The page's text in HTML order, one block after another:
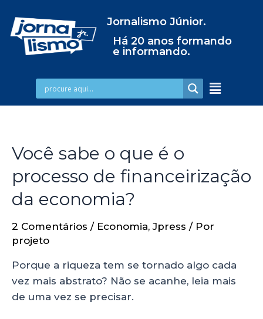
Jornalismo Júnior.
Há 20 anos formando
e informando.
Você sabe o que é o
processo de financeirização
da economia?
2 Comentários / Economia,Jpress / Por
projeto
Porque a riqueza tem se tornado algo cada
vez mais abstrato? Não se acanhe, leia mais
de uma vez se precisar.